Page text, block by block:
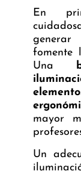
En
generar
fomente
Una
mayor
Un